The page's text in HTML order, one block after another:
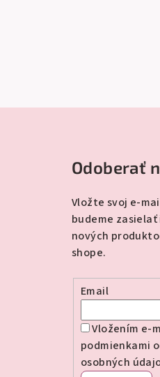
Odoberať
Vložte svoj e-
budeme
nových
shope.
Email
Vložením e-
podmienkami
osobných